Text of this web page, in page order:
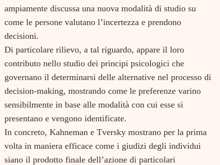
ampiamente discussa una nuova modalità di studio su
come le persone valutano l’incertezza e prendono
decisioni.
Di particolare rilievo, a tal riguardo, appare il loro
contributo nello studio dei principi psicologici che
governano il determinarsi delle alternative nel processo di
decision-making, mostrando come le preferenze varino
sensibilmente in base alle modalità con cui esse si
presentano e vengono identificate.
In concreto, Kahneman e Tversky mostrano per la prima
volta in maniera efficace come i giudizi degli individui
siano il prodotto finale dell’azione di particolari
Search